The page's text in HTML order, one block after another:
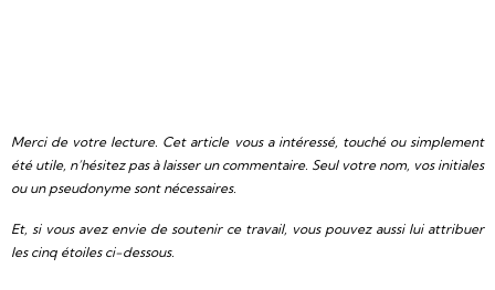
Merci de votre lecture. Cet article vous a intéressé, touché ou simplement
été utile, n’hésitez pas à laisser un commentaire. Seul votre nom, vos initiales
ou un pseudonyme sont nécessaires.
Et, si vous avez envie de soutenir ce travail, vous pouvez aussi lui attribuer
les cinq étoiles ci-dessous.